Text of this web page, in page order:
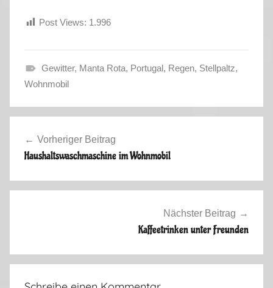
Post Views: 1.996
M
t
m
B
Gewitter, Manta Rota, Portugal, Regen, Stellpaltz,
Wohnmobil
Vorheriger Beitrag
Haushaltswaschmaschine im Wohnmobil
Nächster Beitrag
Kaffeetrinken unter Freunden